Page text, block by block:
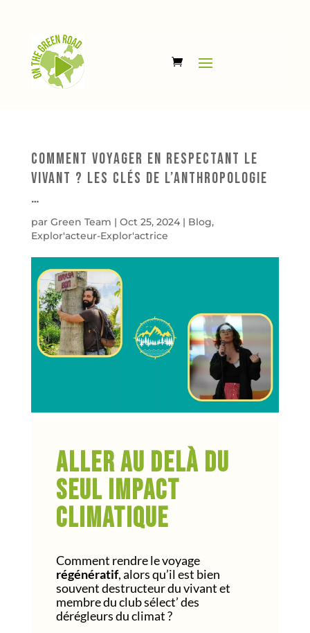
Comment voyager en respectant le
vivant ? Les clés de l’anthropologie
…
par Green Team | Oct 25, 2024| Blog,
Explor'acteur-Explor'actrice
Aller au delà du
seul impact
climatique
Comment rendre le voyage
régénératif, alors qu’il est bien
souvent destructeur du vivant et
membre du club sélect’ des
dérégleurs du climat ?